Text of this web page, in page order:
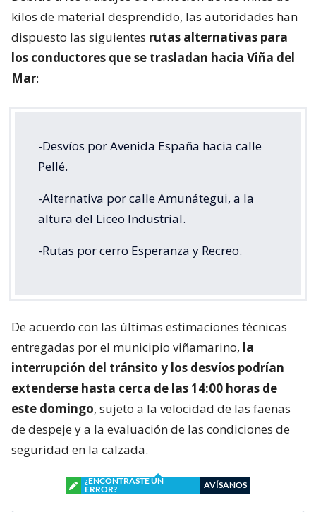
kilos de material desprendido, las autoridades han
dispuesto las siguientes rutas alternativas para
los conductores que se trasladan hacia Viña del
Mar:
-Desvíos por Avenida España hacia calle
Pellé.
-Alternativa por calle Amunátegui, a la
altura del Liceo Industrial.
-Rutas por cerro Esperanza y Recreo.
De acuerdo con las últimas estimaciones técnicas
entregadas por el municipio viñamarino, la
interrupción del tránsito y los desvíos podrían
extenderse hasta cerca de las 14:00 horas de
este domingo, sujeto a la velocidad de las faenas
de despeje y a la evaluación de las condiciones de
seguridad en la calzada.
¿ENCONTRASTE UN
ERROR?
AVÍSANOS